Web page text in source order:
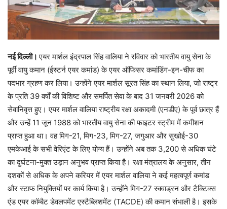
नई दिल्ली।एयर मार्शल इंद्रपाल सिंह वालिया ने रविवार को भारतीय वायु सेना के
पूर्वी वायु कमान (ईस्टर्न एयर कमांड) के एयर ऑफिसर कमांडिंग-इन-चीफ का
पदभार ग्रहण कर लिया। उन्होंने एयर मार्शल सूरत सिंह का स्थान लिया, जो राष्ट्र
के प्रति 39 वर्षों की विशिष्ट और समर्पित सेवा के बाद 31 जनवरी 2026 को
सेवानिवृत्त हुए। एयर मार्शल वालिया राष्ट्रीय रक्षा अकादमी (एनडीए) के पूर्व छात्र हैं
और उन्हें 11 जून 1988 को भारतीय वायु सेना की फाइटर स्ट्रीम में कमीशन
प्राप्त हुआ था। वह मिग-21, मिग-23, मिग-27, जगुआर और सुखोई-30
एमकेआई के सभी वेरिएंट के लिए योग्य हैं। उन्होंने अब तक 3,200 से अधिक घंटे
का दुर्घटना-मुक्त उड़ान अनुभव प्राप्त किया है। रक्षा मंत्रालय के अनुसार, तीन
दशकों से अधिक के अपने करियर में एयर मार्शल वालिया ने कई महत्वपूर्ण कमांड
और स्टाफ नियुक्तियों पर कार्य किया है। उन्होंने मिग-27 स्क्वाड्रन और टैक्टिक्स
एंड एयर कॉम्बैट डेवलपमेंट एस्टैब्लिशमेंट (TACDE) की कमान संभाली है। इसके